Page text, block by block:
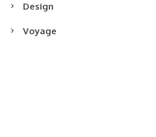
Design
Voyage